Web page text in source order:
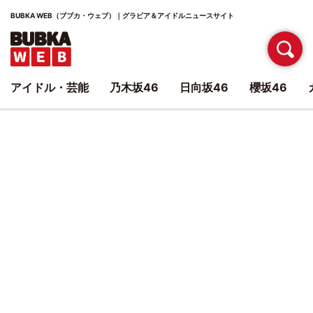
BUBKA WEB（ブブカ・ウェブ）｜グラビア＆アイドルニュースサイト
アイドル・芸能 乃木坂46 日向坂46 櫻坂46